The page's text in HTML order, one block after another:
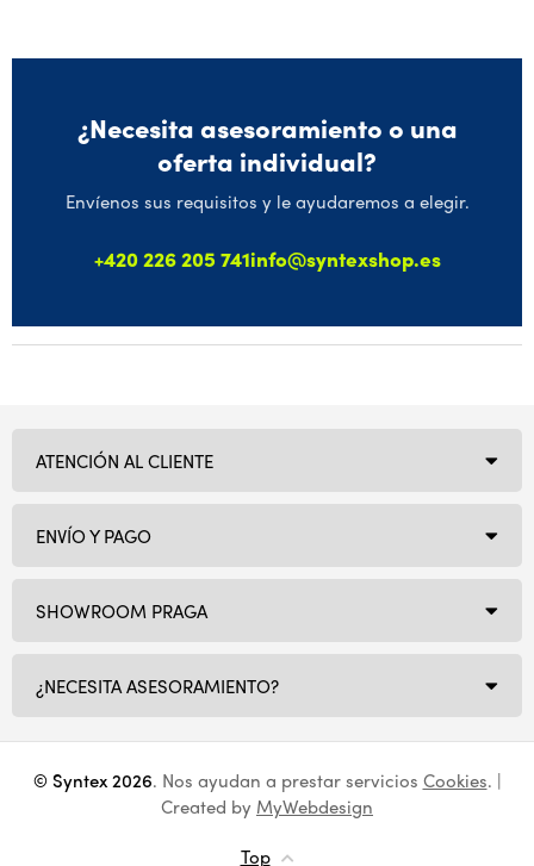
¿Necesita asesoramiento o una
oferta individual?
Envíenos sus requisitos y le ayudaremos a elegir.
+420 226 205 741info@syntexshop.es
SHOWROOM PRAGA
¿NECESITA ASESORAMIENTO?
ATENCIÓN AL CLIENTE
ENVÍO Y PAGO
© Syntex 2026. Nos ayudan a prestar servicios Cookies. |
Created by MyWebdesign
Top